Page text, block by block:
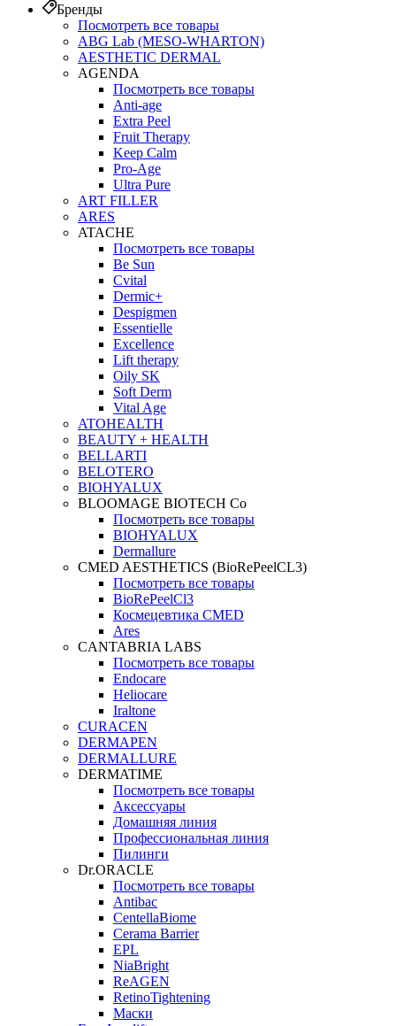
Бренды
Посмотреть все товары
ABG Lab (MESO-WHARTON)
AESTHETIC DERMAL
AGENDA
Посмотреть все товары
Anti-age
Extra Peel
Fruit Therapy
Keep Calm
Pro‑Age
Ultra Pure
ART FILLER
ARES
ATACHE
Посмотреть все товары
Be Sun
Cvital
Dermic+
Despigmen
Essentielle
Excellence
Lift therapy
Oily SK
Soft Derm
Vital Age
ATOHEALTH
BEAUTY + HEALTH
BELLARTI
BELOTERO
BIOHYALUX
BLOOMAGE BIOTECH Co
Посмотреть все товары
BIOHYALUX
Dermallure
CMED AESTHETICS (BioRePeelCL3)
Посмотреть все товары
BioRePeelCl3
Космецевтика CMED
Ares
CANTABRIA LABS
Посмотреть все товары
Endocare
Heliocare
Iraltone
CURACEN
DERMAPEN
DERMALLURE
DERMATIME
Посмотреть все товары
Аксессуары
Домашняя линия
Профессиональная линия
Пилинги
Dr.ORACLE
Посмотреть все товары
Antibac
CentellaBiome
Cerama Barrier
EPL
NiaBright
ReAGEN
RetinoTightening
Маски